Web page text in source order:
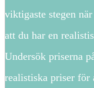
viktigaste stegen
att du har en
Undersök priserna
realistiska priser för